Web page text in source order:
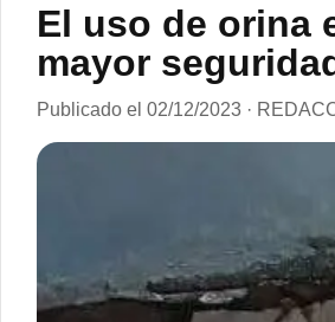
El uso de orina
mayor
Publicado el 02/12/2023 ·